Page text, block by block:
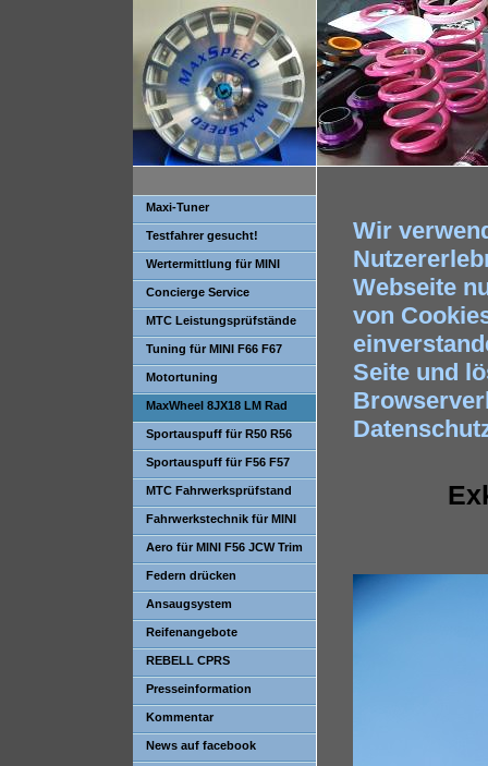
Maxi-Tuner
Testfahrer gesucht!
Wertermittlung für MINI
Concierge Service
MTC Leistungsprüfstände
Tuning für MINI F66 F67
Motortuning
MaxWheel 8JX18 LM Rad
Sportauspuff für R50 R56
R57 One Cooper
Sportauspuff für F56 F57
MTC Fahrwerksprüfstand
Fahrwerkstechnik für MINI
Aero für MINI F56 JCW Trim
Federn drücken
Ansaugsystem
Reifenangebote
REBELL CPRS
Presseinformation
Kommentar
News auf facebook
Wir
Webseite
von
Seite und